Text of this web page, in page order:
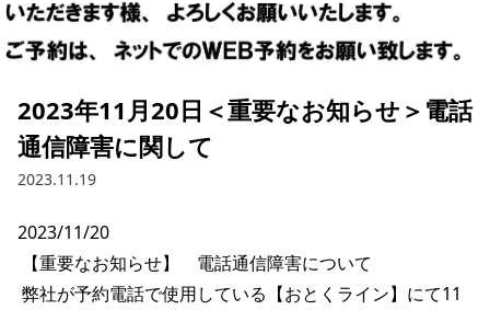
2023年11月20日＜重要なお知らせ＞電話
通信障害に関して
2023.11.19
2023/11/20